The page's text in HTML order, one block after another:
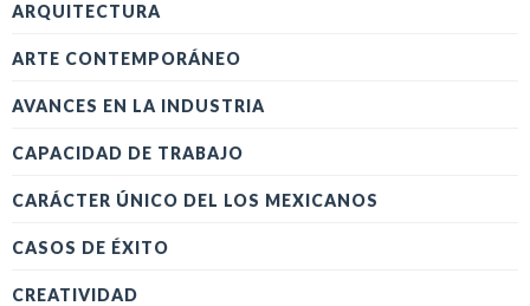
ARQUITECTURA
ARTE CONTEMPORÁNEO
AVANCES EN LA INDUSTRIA
CAPACIDAD DE TRABAJO
CARÁCTER ÚNICO DEL LOS MEXICANOS
CASOS DE ÉXITO
CREATIVIDAD